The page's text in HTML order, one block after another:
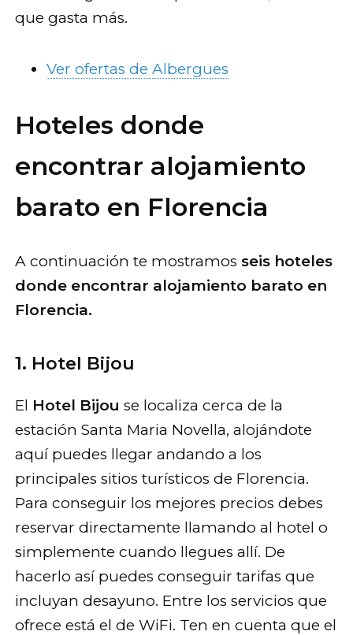
que gasta más.
Ver ofertas de Albergues
Hoteles donde
encontrar alojamiento
barato en Florencia
A continuación te mostramos seis hoteles
donde encontrar alojamiento barato en
Florencia.
1. Hotel Bijou
El Hotel Bijou se localiza cerca de la
estación Santa Maria Novella, alojándote
aquí puedes llegar andando a los
principales sitios turísticos de Florencia.
Para conseguir los mejores precios debes
reservar directamente llamando al hotel o
simplemente cuando llegues allí. De
hacerlo así puedes conseguir tarifas que
incluyan desayuno. Entre los servicios que
ofrece está el de WiFi. Ten en cuenta que el